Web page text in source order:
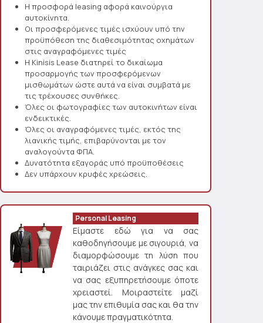
Η προσφορά leasing αφορά καινούργια
αυτοκίνητα.
Οι προσφερόμενες τιμές ισχύουν υπό την
προϋπόθεση της διαθεσιμότητας οχημάτων
στις αναγραφόμενες τιμές
Η Kinisis Lease διατηρεί το δικαίωμα
προσαρμογής των προσφερόμενων
μισθωμάτων ώστε αυτά να είναι συμβατά με
τις τρέχουσες συνθήκες.
Όλες οι φωτογραφίες των αυτοκινήτων είναι
ενδεικτικές.
Όλες οι αναγραφόμενες τιμές, εκτός της
λιανικής τιμής, επιβαρύνονται με τον
αναλογούντα ΦΠΑ.
Δυνατότητα εξαγοράς υπό προϋποθέσεις
Δεν υπάρχουν κρυφές χρεώσεις.
Personal Leasing
Είμαστε εδώ για να σας
καθοδηγήσουμε με σιγουριά, να
διαμορφώσουμε τη λύση που
ταιριάζει στις ανάγκες σας και
να σας εξυπηρετήσουμε όποτε
χρειαστεί. Μοιραστείτε μαζί
μας την επιθυμία σας και θα την
κάνουμε πραγματικότητα.